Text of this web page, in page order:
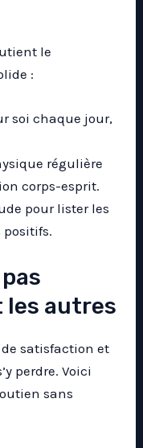
le
:
soi chaque jour,
régulière
corps-esprit.
pour lister les
positifs.
les autres
satisfaction et
perdre. Voici
sans